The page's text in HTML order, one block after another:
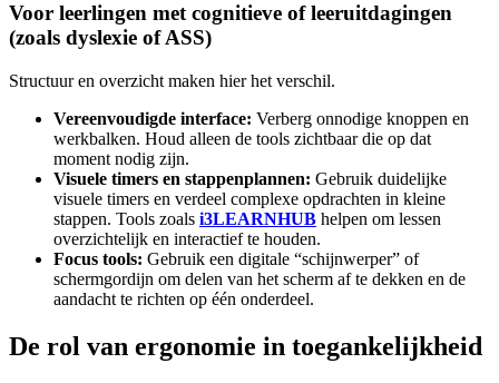
Voor leerlingen met cognitieve of leeruitdagingen
(zoals dyslexie of ASS)
Structuur en overzicht maken hier het verschil.
Vereenvoudigde interface: Verberg onnodige knoppen en
werkbalken. Houd alleen de tools zichtbaar die op dat
moment nodig zijn.
Visuele timers en stappenplannen: Gebruik duidelijke
visuele timers en verdeel complexe opdrachten in kleine
stappen. Tools zoals i3LEARNHUB helpen om lessen
overzichtelijk en interactief te houden.
Focus tools: Gebruik een digitale “schijnwerper” of
schermgordijn om delen van het scherm af te dekken en de
aandacht te richten op één onderdeel.
De rol van ergonomie in toegankelijkheid